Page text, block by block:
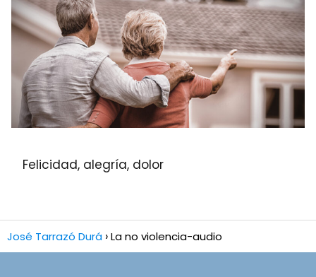
Felicidad, alegría, dolor
José Tarrazó Durá La no violencia-audio